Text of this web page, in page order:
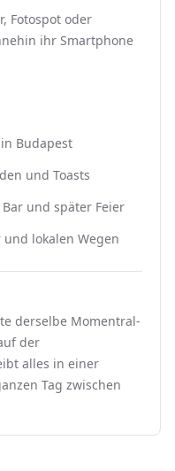
Fotospot oder
ihr Smartphone
Budapest
und Toasts
und später Feier
lokalen Wegen
derselbe Momentral-
der
alles in einer
Tag zwischen